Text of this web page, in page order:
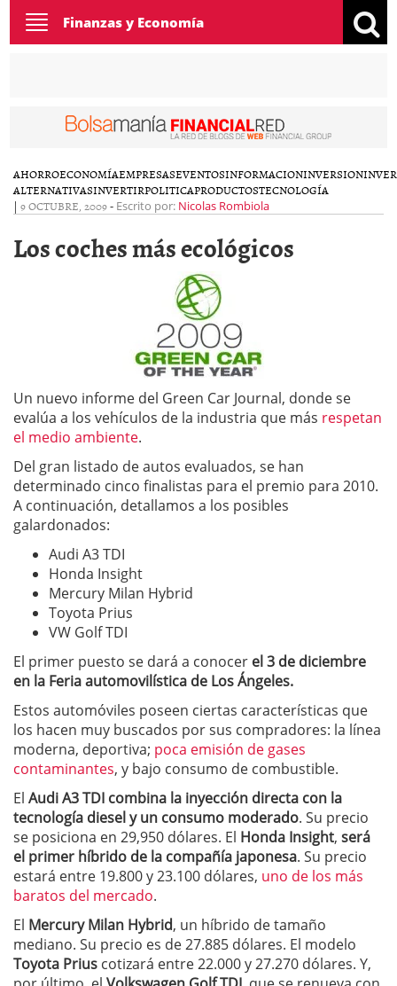
Toggle
navigation
Finanzas y Economía
AHORROECONOMÍAEMPRESASEVENTOSINFORMACIONINVERSION
ALTERNATIVASINVERTIRPOLITICAPRODUCTOSTECNOLOGÍA
| 9 OCTUBRE, 2009- Escrito por: Nicolas Rombiola
Los coches más ecológicos
Un nuevo informe del Green Car Journal, donde se
evalúa a los vehículos de la industria que más respetan
el medio ambiente.
Del gran listado de autos evaluados, se han
determinado cinco finalistas para el premio para 2010.
A continuación, detallamos a los posibles
galardonados:
Audi A3 TDI
Honda Insight
Mercury Milan Hybrid
Toyota Prius
VW Golf TDI
El primer puesto se dará a conocer el 3 de diciembre
en la Feria automovilística de Los Ángeles.
Estos automóviles poseen ciertas características que
los hacen muy buscados por sus compradores: la línea
moderna, deportiva; poca emisión de gases
contaminantes, y bajo consumo de combustible.
El Audi A3 TDI combina la inyección directa con la
tecnología diesel y un consumo moderado. Su precio
se posiciona en 29,950 dólares. El Honda Insight, será
el primer híbrido de la compañía japonesa. Su precio
estará entre 19.800 y 23.100 dólares, uno de los más
baratos del mercado.
El Mercury Milan Hybrid, un híbrido de tamaño
mediano. Su precio es de 27.885 dólares. El modelo
Toyota Prius cotizará entre 22.000 y 27.270 dólares. Y,